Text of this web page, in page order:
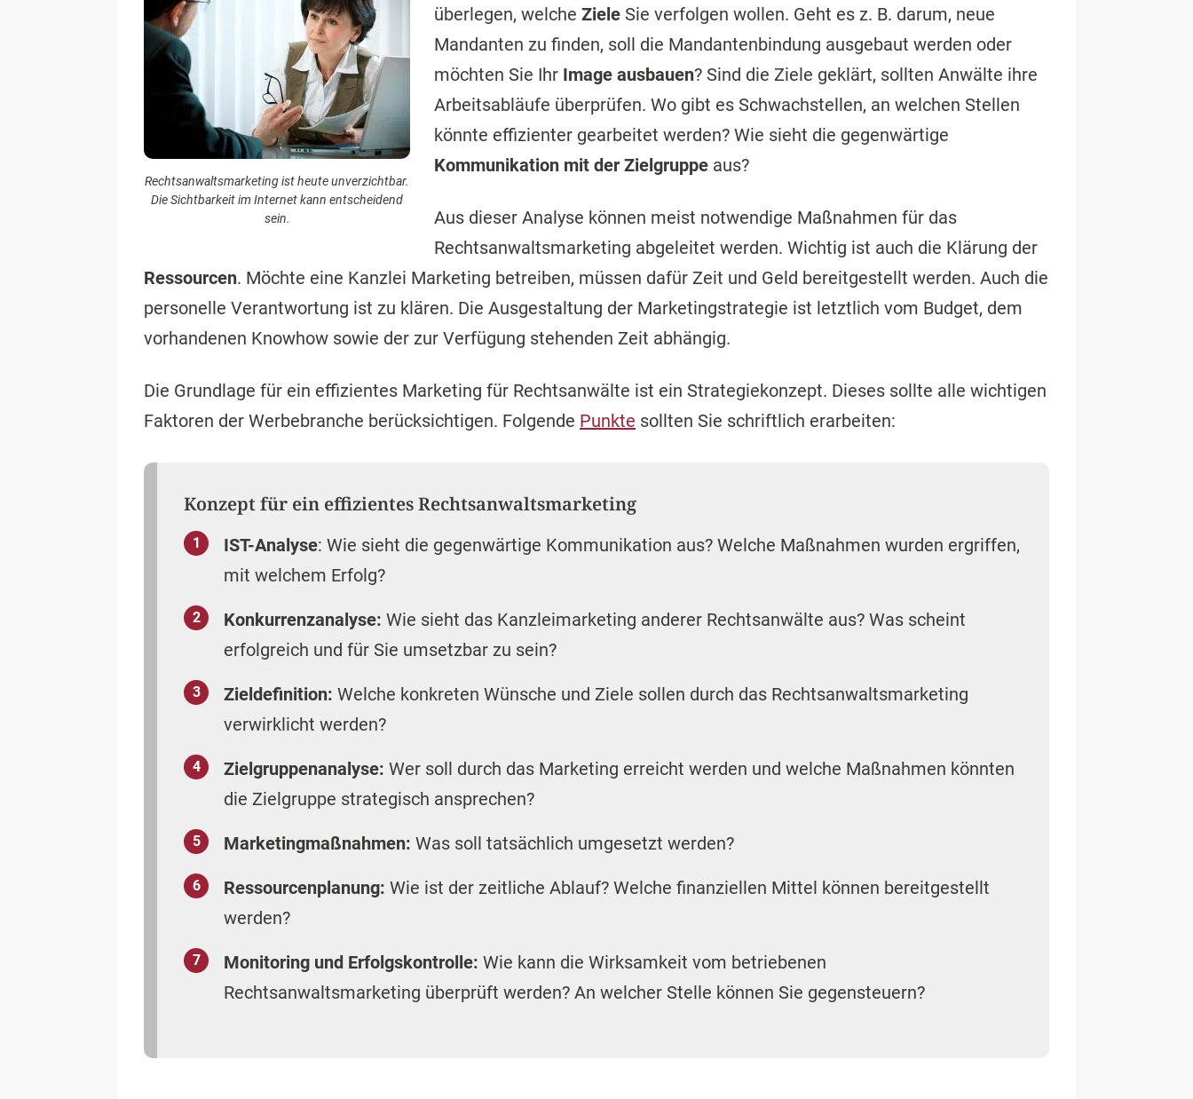
Rechtsanwaltsmarketing ist heute unverzichtbar.
Die Sichtbarkeit im Internet kann entscheidend
sein.
überlegen, welcheZiele Sie verfolgen wollen. Geht es z. B. darum, neue
Mandanten zu finden, soll die Mandantenbindung ausgebaut werden oder
möchten Sie Ihr Image ausbauen? Sind die Ziele geklärt, sollten Anwälte ihre
Arbeitsabläufe überprüfen. Wo gibt es Schwachstellen, an welchen Stellen
könnte effizienter gearbeitet werden? Wie sieht die gegenwärtige
Kommunikation mit der Zielgruppe aus?
Aus dieser Analyse können meist notwendige Maßnahmen für das
Rechtsanwaltsmarketing abgeleitet werden. Wichtig ist auch die Klärung der
Ressourcen. Möchte eine Kanzlei Marketing betreiben, müssen dafür Zeit und Geld bereitgestellt werden. Auch die
personelle Verantwortung ist zu klären. Die Ausgestaltung der Marketingstrategie ist letztlich vom Budget, dem
vorhandenen Knowhow sowie der zur Verfügung stehenden Zeit abhängig.
Die Grundlage für ein effizientes Marketing für Rechtsanwälte ist ein Strategiekonzept. Dieses sollte alle wichtigen
Faktoren der Werbebranche berücksichtigen. Folgende Punkte sollten Sie schriftlich erarbeiten:
Konzept für ein effizientes Rechtsanwaltsmarketing
IST-Analyse: Wie sieht die gegenwärtige Kommunikation aus? Welche Maßnahmen wurden ergriffen,
mit welchem Erfolg?
Konkurrenzanalyse: Wie sieht das Kanzleimarketing anderer Rechtsanwälte aus? Was scheint
erfolgreich und für Sie umsetzbar zu sein?
Zieldefinition: Welche konkreten Wünsche und Ziele sollen durch das Rechtsanwaltsmarketing
verwirklicht werden?
Zielgruppenanalyse: Wer soll durch das Marketing erreicht werden und welche Maßnahmen könnten
die Zielgruppe strategisch ansprechen?
Marketingmaßnahmen: Was soll tatsächlich umgesetzt werden?
Ressourcenplanung: Wie ist der zeitliche Ablauf? Welche finanziellen Mittel können bereitgestellt
werden?
Monitoring und Erfolgskontrolle: Wie kann die Wirksamkeit vom betriebenen
Rechtsanwaltsmarketing überprüft werden? An welcher Stelle können Sie gegensteuern?